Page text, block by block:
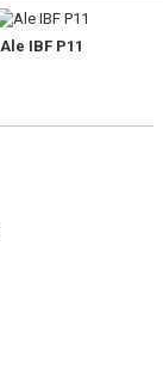
Ale IBF P11